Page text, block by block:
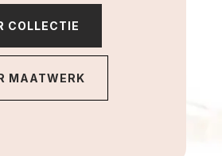
COLLECTIE
MAATWERK